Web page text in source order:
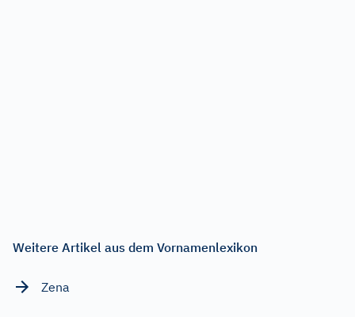
Weitere Artikel aus dem Vornamenlexikon
Zena